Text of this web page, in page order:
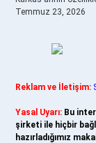
Temmuz 23, 2026
Reklam ve İletişim:
Yasal Uyarı: Bu
şirketi ile hiçbir
hazırladığımız